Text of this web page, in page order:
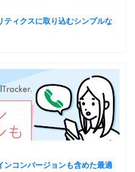
ィクスに取り込むシンプルな
コンバージョンも含めた最適